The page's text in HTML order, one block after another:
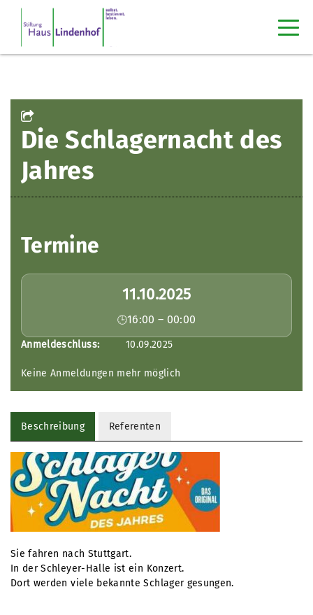
Die Schlagernacht des
Jahres
Termine
11.10.2025
16:00 – 00:00
Anmeldeschluss: 10.09.2025
Keine Anmeldungen mehr möglich
Beschreibung Referenten
Sie fahren nach Stuttgart.
In der Schleyer-Halle ist ein Konzert.
Dort werden viele bekannte Schlager gesungen.